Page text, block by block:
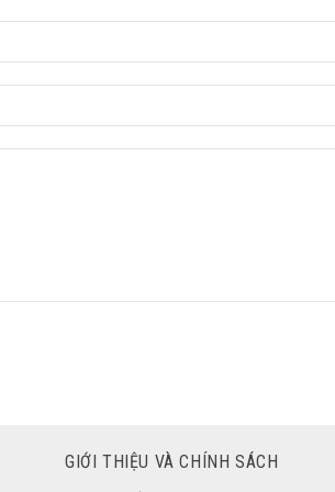
GIỚI THIỆU VÀ CHÍNH SÁCH